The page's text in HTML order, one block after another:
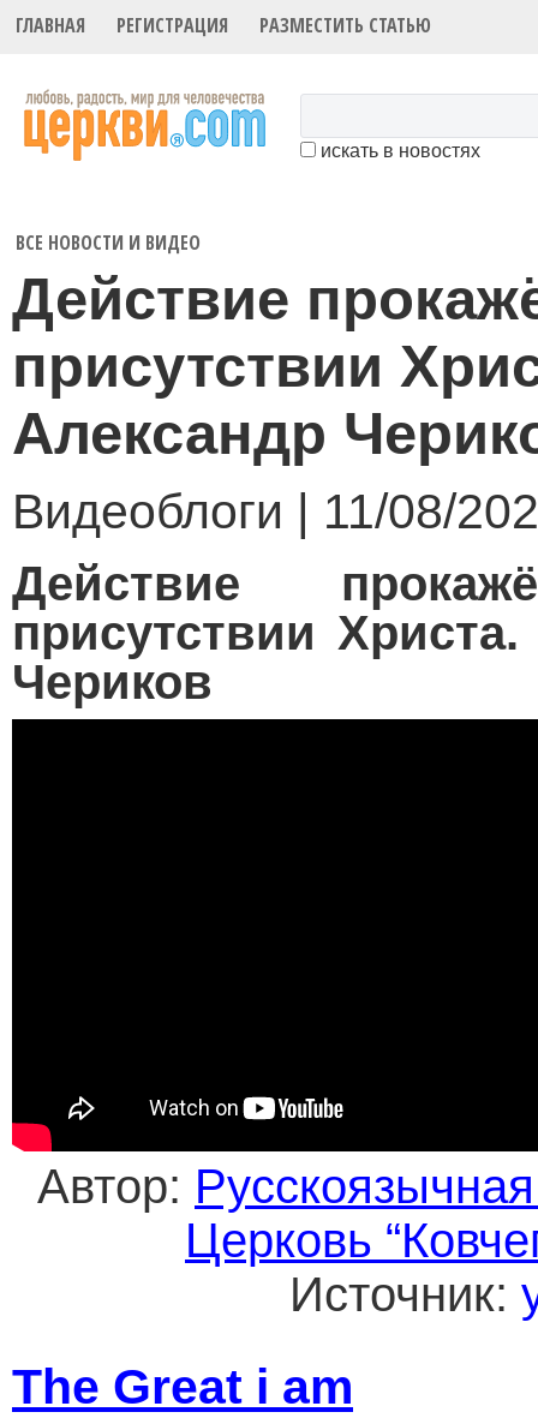
ГЛАВНАЯ РЕГИСТРАЦИЯ РАЗМЕСТИТЬ СТАТЬЮ
искать в новостях
ВСЕ НОВОСТИ И ВИДЕО
Действие
присутствии
Александр
Видеоблоги | 11/08/
Действие
присутствии
Чериков
Автор:
Церковь
Источник:
The Great i am